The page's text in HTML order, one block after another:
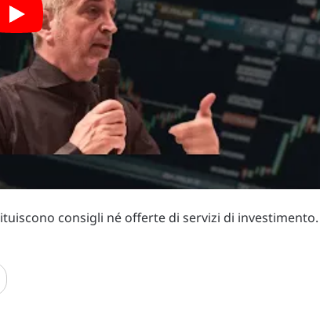
consigli né offerte di servizi di investimento.